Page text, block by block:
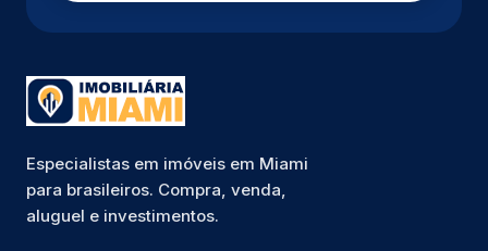
Especialistas em imóveis em Miami
para brasileiros. Compra, venda,
aluguel e investimentos.